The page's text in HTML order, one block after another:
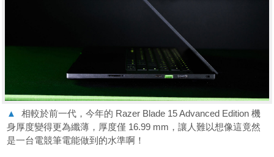
▲
相較於前一代，今年的 Razer Blade 15 Advanced Edition 機
身厚度變得更為纖薄，厚度僅 16.99 mm，讓人難以想像這竟然
是一台電競筆電能做到的水準啊！